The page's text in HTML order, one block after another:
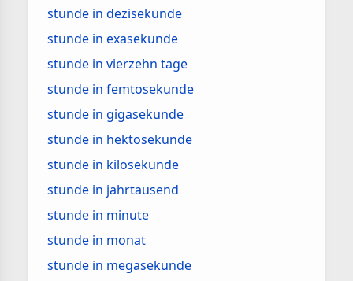
stunde in dezisekunde
stunde in exasekunde
stunde in vierzehn tage
stunde in femtosekunde
stunde in gigasekunde
stunde in hektosekunde
stunde in kilosekunde
stunde in jahrtausend
stunde in minute
stunde in monat
stunde in megasekunde